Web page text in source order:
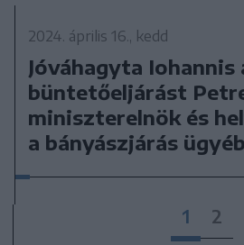
2024. április 16., kedd
Jóváhagyta Iohannis
büntetőeljárást
miniszterelnök és
a bányászjárás
1 2